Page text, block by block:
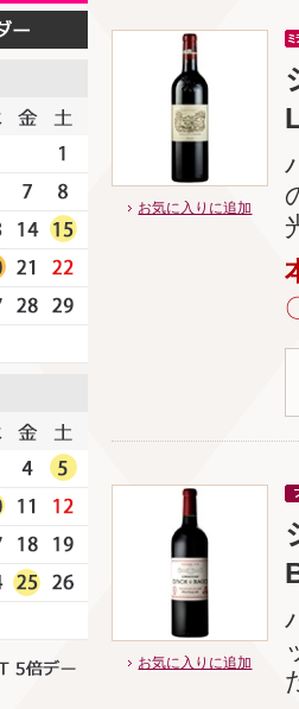
お気に入りに追加
お気に入りに追加